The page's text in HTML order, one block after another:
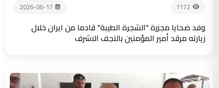
1172
2026-06-17
وفد ضحايا مجزرة “الشجرة الطيبة” قادما من ايران خلال
زيارته مرقد أمير المؤمنين بالنجف الاشرف